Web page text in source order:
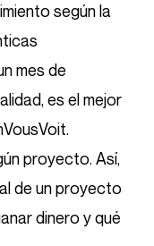
según la
mes de
es el mejor
proyecto. Así,
de un proyecto
dinero y qué